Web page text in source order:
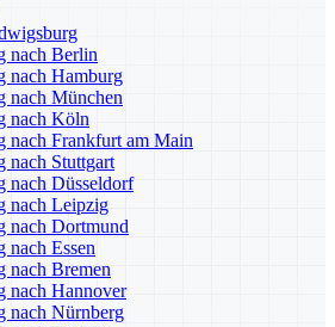
nach Berlin
nach Hamburg
nach München
nach Köln
nach Frankfurt am Main
nach Stuttgart
nach Düsseldorf
nach Leipzig
nach Dortmund
Essen
nach Bremen
nach Hannover
nach Nürnberg